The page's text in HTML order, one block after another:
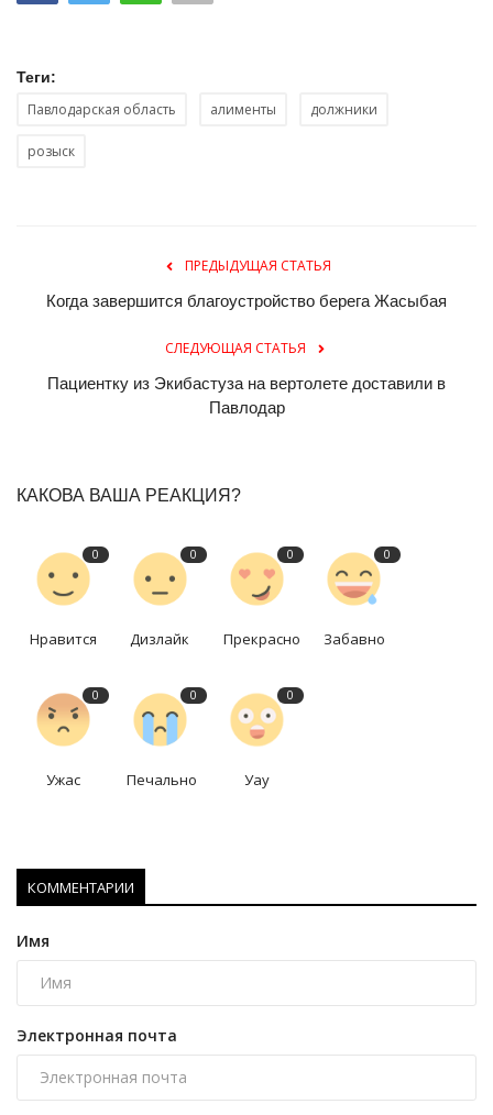
Теги:
Павлодарская область алименты должники
розыск
ПРЕДЫДУЩАЯ СТАТЬЯ
Когда завершится благоустройство берега Жасыбая
СЛЕДУЮЩАЯ СТАТЬЯ
Пациентку из Экибастуза на вертолете доставили в
Павлодар
КАКОВА ВАША РЕАКЦИЯ?
0
Нравится
0
Дизлайк
0
Прекрасно
0
Забавно
0
Ужас
0
Печально
0
Уау
КОММЕНТАРИИ
Имя
Электронная почта